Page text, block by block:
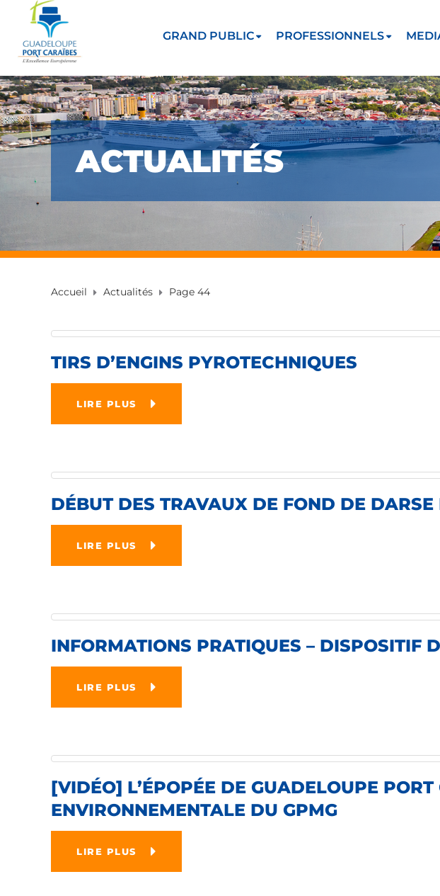
GRAND PUBLIC PROFESSIONNELS
ACTUALITÉS
Accueil Actualités Page 44
TIRS D’ENGINS PYROTECHNIQUES
LIRE PLUS
DÉBUT DES TRAVAUX DE FOND DE
LIRE PLUS
INFORMATIONS PRATIQUES – DISPOSITIF
LIRE PLUS
[VIDÉO] L’ÉPOPÉE DE GUADELOUPE
ENVIRONNEMENTALE DU GPMG
LIRE PLUS